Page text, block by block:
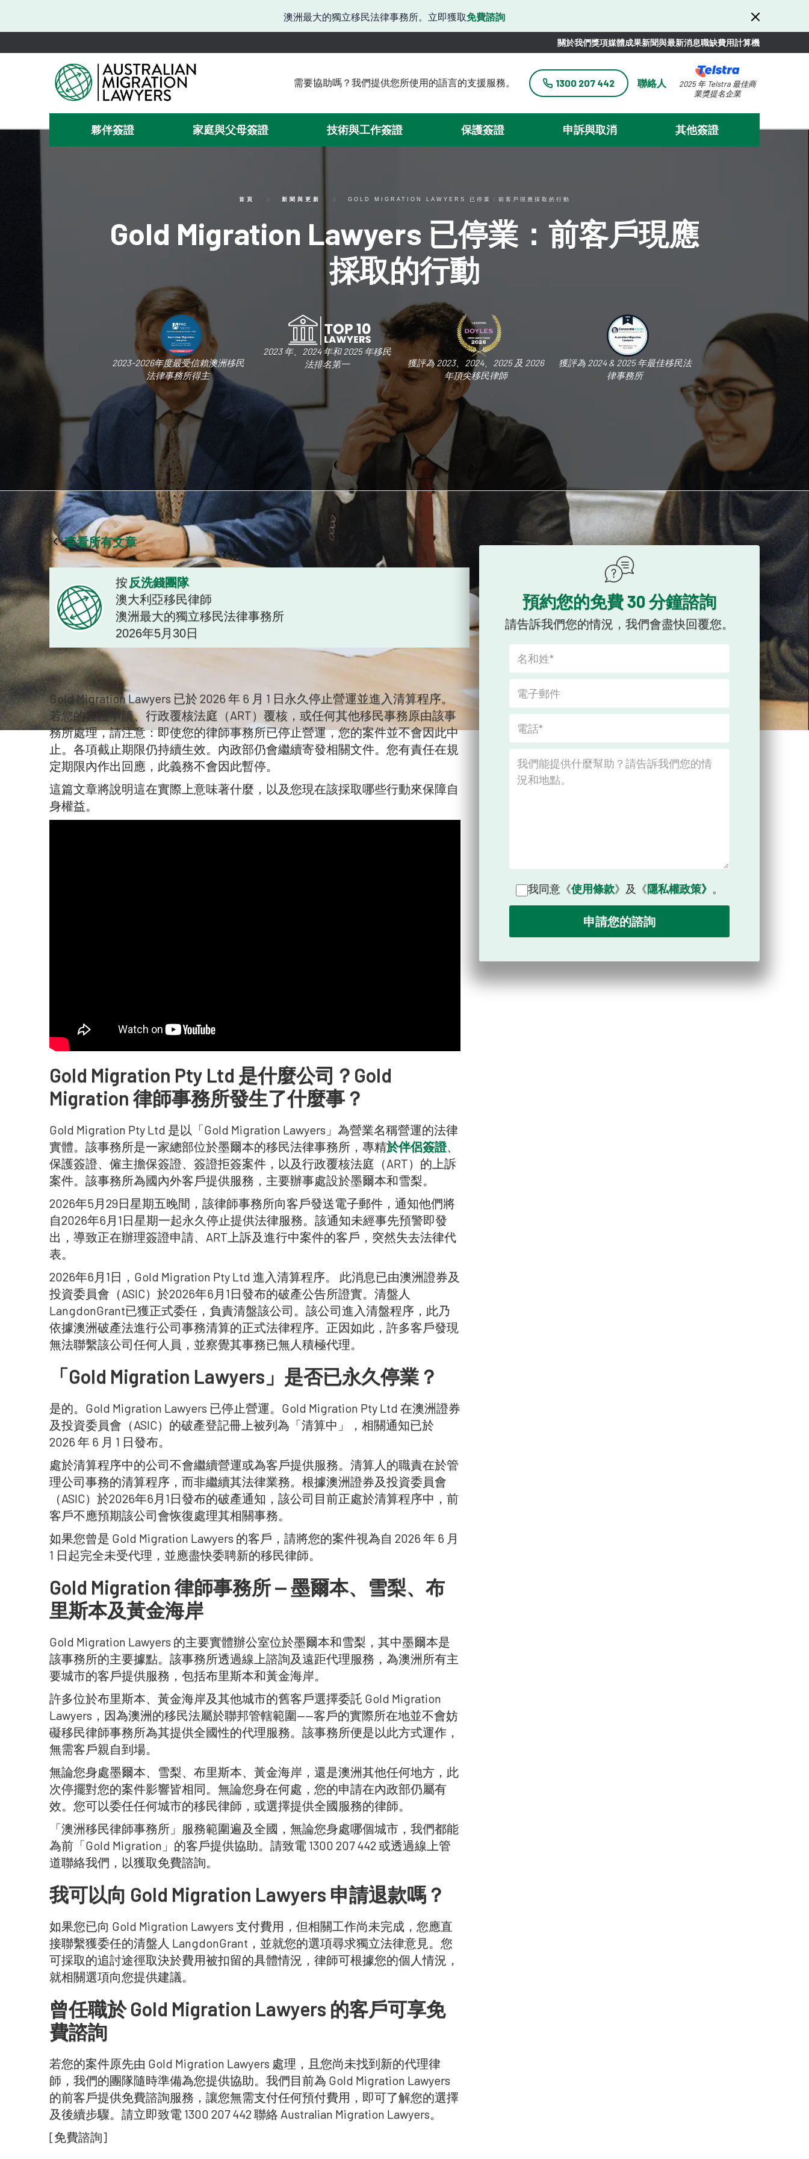
澳洲最大的獨立移民法律事務所。立即獲取免費諮詢
關於我們獎項媒體成果新聞與最新消息職缺費用計算機
需要協助嗎？我們提供您所使用的語言的支援服務。
請問需要協助嗎？我們提供中文服務。
需要簽證方面的協助嗎？我們可以提供西班牙語服務。
我們在此提供越南語支援。
1300 207 442 聯絡人
2025 年 Telstra 最佳商
業獎提名企業
夥伴簽證 家庭與父母簽證 技術與工作簽證 保護簽證 申訴與取消 其他簽證
首頁 新聞與更新 GOLD MIGRATION LAWYERS 已停業：前客戶現應採取的行動
Gold Migration Lawyers 已停業：前客戶現應
採取的行動
2023-2026年度最受信賴澳洲移民
法律事務所得主
2023 年、2024 年和 2025 年移民
法排名第一
獲評為 2023、2024、2025 及 2026
年頂尖移民律師
獲評為 2024 & 2025 年最佳移民法
律事務所
查看所有文章
按 反洗錢團隊
澳大利亞移民律師
澳洲最大的獨立移民法律事務所
2026年5月30日
Gold Migration Lawyers 已於 2026 年 6 月 1 日永久停止營運並進入清算程序。
若您的簽證申請、行政覆核法庭（ART）覆核，或任何其他移民事務原由該事
務所處理，請注意：即使您的律師事務所已停止營運，您的案件並不會因此中
止。各項截止期限仍持續生效。內政部仍會繼續寄發相關文件。您有責任在規
定期限內作出回應，此義務不會因此暫停。
這篇文章將說明這在實際上意味著什麼，以及您現在該採取哪些行動來保障自
身權益。
Gold Migration Pty Ltd 是什麼公司？Gold
Migration 律師事務所發生了什麼事？
Gold Migration Pty Ltd 是以「Gold Migration Lawyers」為營業名稱營運的法律
實體。該事務所是一家總部位於墨爾本的移民法律事務所，專精於伴侶簽證、
保護簽證、僱主擔保簽證、簽證拒簽案件，以及行政覆核法庭（ART）的上訴
案件。該事務所為國內外客戶提供服務，主要辦事處設於墨爾本和雪梨。
2026年5月29日星期五晚間，該律師事務所向客戶發送電子郵件，通知他們將
自2026年6月1日星期一起永久停止提供法律服務。該通知未經事先預警即發
出，導致正在辦理簽證申請、ART上訴及進行中案件的客戶，突然失去法律代
表。
2026年6月1日，Gold Migration Pty Ltd 進入清算程序。 此消息已由澳洲證券及
投資委員會（ASIC）於2026年6月1日發布的破產公告所證實。清盤人
LangdonGrant已獲正式委任，負責清盤該公司。該公司進入清盤程序，此乃
依據澳洲破產法進行公司事務清算的正式法律程序。正因如此，許多客戶發現
無法聯繫該公司任何人員，並察覺其事務已無人積極代理。
「Gold Migration Lawyers」是否已永久停業？
是的。Gold Migration Lawyers 已停止營運。Gold Migration Pty Ltd 在澳洲證券
及投資委員會（ASIC）的破產登記冊上被列為「清算中」，相關通知已於
2026 年 6 月 1 日發布。
處於清算程序中的公司不會繼續營運或為客戶提供服務。清算人的職責在於管
理公司事務的清算程序，而非繼續其法律業務。根據澳洲證券及投資委員會
（ASIC）於2026年6月1日發布的破產通知，該公司目前正處於清算程序中，前
客戶不應預期該公司會恢復處理其相關事務。
如果您曾是 Gold Migration Lawyers 的客戶，請將您的案件視為自 2026 年 6 月
1 日起完全未受代理，並應盡快委聘新的移民律師。
Gold Migration 律師事務所 — 墨爾本、雪梨、布
里斯本及黃金海岸
Gold Migration Lawyers 的主要實體辦公室位於墨爾本和雪梨，其中墨爾本是
該事務所的主要據點。該事務所透過線上諮詢及遠距代理服務，為澳洲所有主
要城市的客戶提供服務，包括布里斯本和黃金海岸。
許多位於布里斯本、黃金海岸及其他城市的舊客戶選擇委託 Gold Migration
Lawyers，因為澳洲的移民法屬於聯邦管轄範圍——客戶的實際所在地並不會妨
礙移民律師事務所為其提供全國性的代理服務。該事務所便是以此方式運作，
無需客戶親自到場。
無論您身處墨爾本、雪梨、布里斯本、黃金海岸，還是澳洲其他任何地方，此
次停擺對您的案件影響皆相同。無論您身在何處，您的申請在內政部仍屬有
效。您可以委任任何城市的移民律師，或選擇提供全國服務的律師。
「澳洲移民律師事務所」服務範圍遍及全國，無論您身處哪個城市，我們都能
為前「Gold Migration」的客戶提供協助。請致電 1300 207 442 或透過線上管
道聯絡我們，以獲取免費諮詢。
我可以向 Gold Migration Lawyers 申請退款嗎？
如果您已向 Gold Migration Lawyers 支付費用，但相關工作尚未完成，您應直
接聯繫獲委任的清盤人 LangdonGrant，並就您的選項尋求獨立法律意見。您
可採取的追討途徑取決於費用被扣留的具體情況，律師可根據您的個人情況，
就相關選項向您提供建議。
曾任職於 Gold Migration Lawyers 的客戶可享免
費諮詢
若您的案件原先由 Gold Migration Lawyers 處理，且您尚未找到新的代理律
師，我們的團隊隨時準備為您提供協助。我們目前為 Gold Migration Lawyers
的前客戶提供免費諮詢服務，讓您無需支付任何預付費用，即可了解您的選擇
及後續步驟。請立即致電 1300 207 442 聯絡 Australian Migration Lawyers。
[免費諮詢]
預約您的免費 30 分鐘諮詢
請告訴我們您的情況，我們會盡快回覆您。
我同意《使用條款》及《隱私權政策》 。